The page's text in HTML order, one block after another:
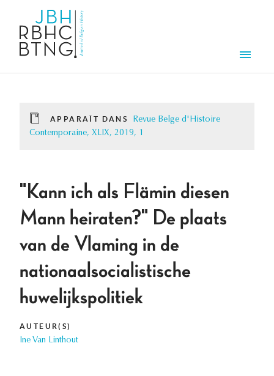
APPARAÎT DANS
Revue Belge d'Histoire
Contemporaine, XLIX, 2019, 1
"Kann ich als Flämin diesen
Mann heiraten?" De plaats
van de Vlaming in de
nationaalsocialistische
huwelijkspolitiek
AUTEUR(S)
Ine Van Linthout